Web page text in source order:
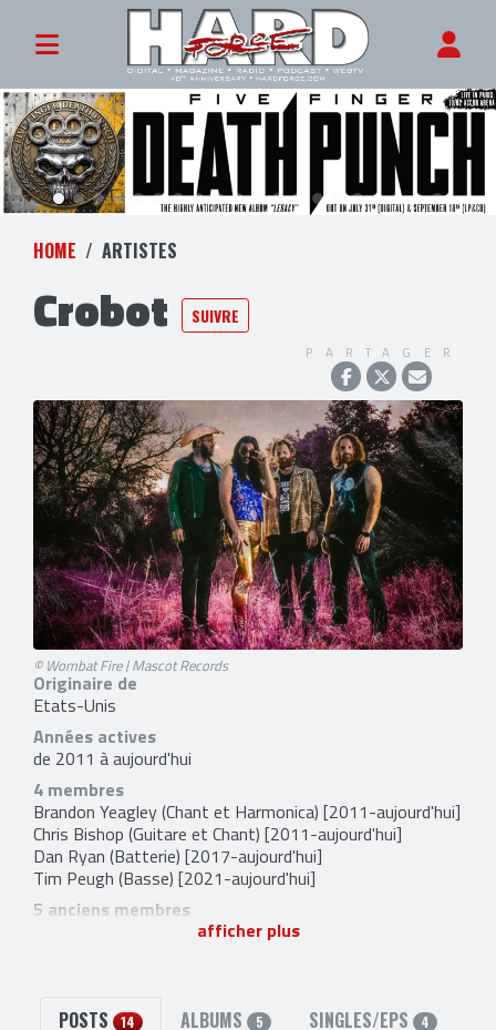
HOME ARTISTES
Crobot SUIVRE
PARTAGER
© Wombat Fire | Mascot Records
Originaire de
Etats-Unis
Années actives
de 2011 à aujourd'hui
4 membres
Brandon Yeagley(Chant et Harmonica) [2011-aujourd'hui]
Chris Bishop (Guitare et Chant) [2011-aujourd'hui]
Dan Ryan (Batterie) [2017-aujourd'hui]
Tim Peugh (Basse) [2021-aujourd'hui]
5 anciens membres
(Batterie) [2011-2013]
Eddie Collins(Basse (live)) [2017-2021]
afficher plus
POSTS 14 ALBUMS 5 SINGLES/EPS 4